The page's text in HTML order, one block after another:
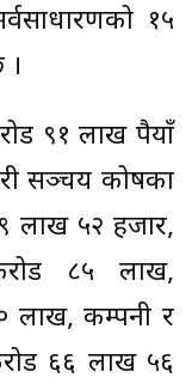
१५
।
९१ लाख रुपैयाँ
सञ्चय कोषका
लाख ५२ हजार,
८५ लाख,
लाख, कम्पनी र
६६ लाख ५६